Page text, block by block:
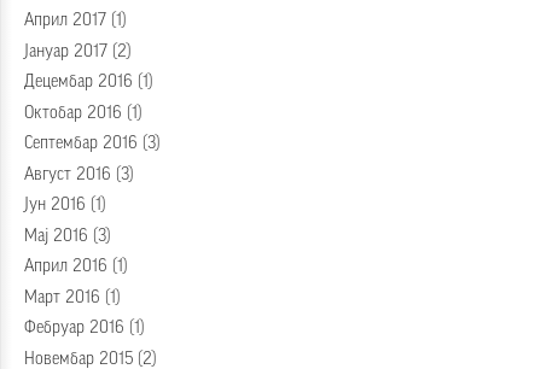
Април 2017 (1)
Јануар 2017 (2)
Децембар 2016 (1)
Октобар 2016 (1)
Септембар 2016 (3)
Август 2016 (3)
Јун 2016 (1)
Мај 2016 (3)
Април 2016 (1)
Март 2016 (1)
Фебруар 2016 (1)
Новембар 2015 (2)